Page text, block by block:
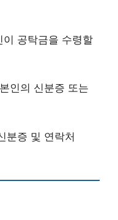
공탁금을 수령할
인의 신분증 또는
분증 및 연락처